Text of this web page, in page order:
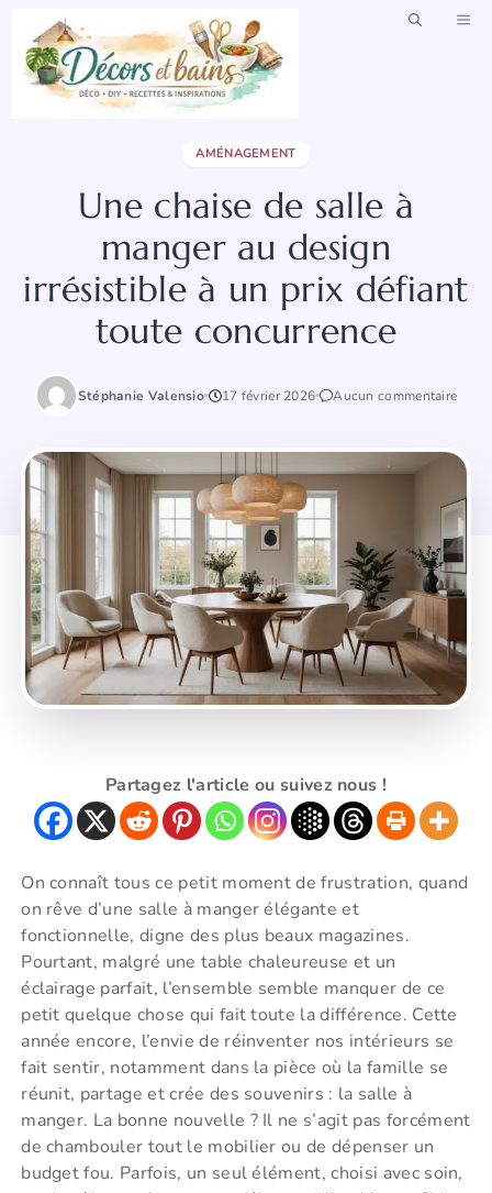
contenu
AMÉNAGEMENT
Une chaise de salle à
manger au design
irrésistible à un prix défiant
toute concurrence
Stéphanie Valensio 17 février 2026 Aucun commentaire
Partagez l'article ou suivez nous !
On connaît tous ce petit moment de frustration, quand
on rêve d’une salle à manger élégante et
fonctionnelle, digne des plus beaux magazines.
Pourtant, malgré une table chaleureuse et un
éclairage parfait, l’ensemble semble manquer de ce
petit quelque chose qui fait toute la différence. Cette
année encore, l’envie de réinventer nos intérieurs se
fait sentir, notamment dans la pièce où la famille se
réunit, partage et crée des souvenirs : la salle à
manger. La bonne nouvelle ? Il ne s’agit pas forcément
de chambouler tout le mobilier ou de dépenser un
budget fou. Parfois, un seul élément, choisi avec soin,